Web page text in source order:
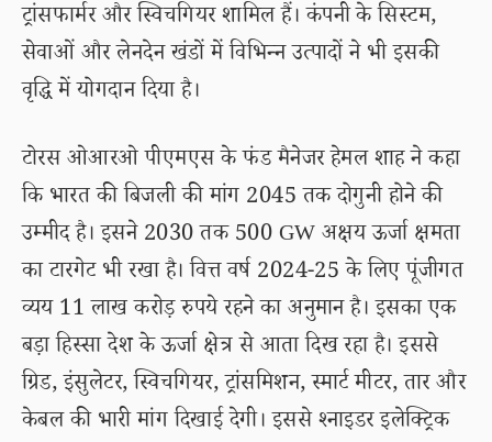
ट्रांसफार्मर और स्विचगियर शामिल हैं। कंपनी के सिस्टम,
सेवाओं और लेनदेन खंडों में विभिन्न उत्पादों ने भी इसकी
वृद्धि में योगदान दिया है।
टोरस ओआरओ पीएमएस के फंड मैनेजर हेमल शाह ने कहा
कि भारत की बिजली की मांग 2045 तक दोगुनी होने की
उम्मीद है। इसने 2030 तक 500 GW अक्षय ऊर्जा क्षमता
का टारगेट भी रखा है। वित्त वर्ष 2024-25 के लिए पूंजीगत
व्यय 11 लाख करोड़ रुपये रहने का अनुमान है। इसका एक
बड़ा हिस्सा देश के ऊर्जा क्षेत्र से आता दिख रहा है। इससे
ग्रिड, इंसुलेटर, स्विचगियर, ट्रांसमिशन, स्मार्ट मीटर, तार और
केबल की भारी मांग दिखाई देगी। इससे श्नाइडर इलेक्ट्रिक